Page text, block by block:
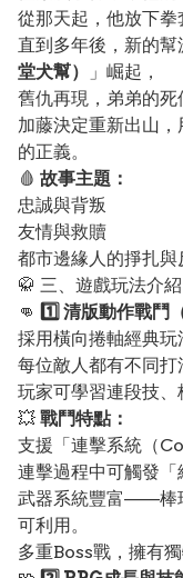
從那天起，他放下拳
直到多年後，新的幫
堂犬幫）
」崛起，
舊仇再現，弟弟的
加藤決定重新出山
的正義。
🩸 故事主題：
忠誠與背叛
友情與救贖
都市邊緣人的掙扎與
🥋 三、遊戲玩法介紹
👊 1️⃣ 清版動作戰鬥
採用橫向捲軸經典玩
每位敵人都有不同打
玩家可學習連段技、
💥 戰鬥特點：
支援「連擊系統（
連擊過程中可觸發
武器系統豐富——棒
可利用。
多重Boss戰，擁有